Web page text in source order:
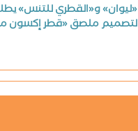
«ليوان» و«القطري للتنس»
لتصميم ملصق «قطر إكسون